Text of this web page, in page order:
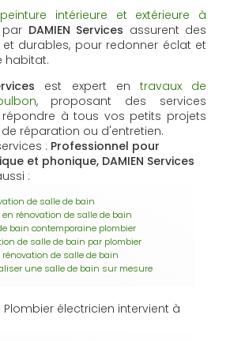
intérieure et extérieure à
par DAMIEN Services assurent des
durables, pour redonner éclat et
habitat.
est expert en travaux de
, proposant des services
à tous vos petits projets
réparation ou d'entretien.
: Professionnel pour
et phonique, DAMIEN Services
:
de salle de bain
rénovation de salle de bain
bain contemporaine plombier
de salle de bain par plombier
de salle de bain
une salle de bain sur mesure
Plombier électricien intervient à